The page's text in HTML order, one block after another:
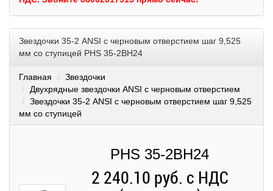
Звездочки 35-2 ANSI с черновым отверстием шаг 9,525
мм со ступицей PHS 35-2BH24
Главная
Звездочки
Двухрядные звездочки ANSI с черновым отверстием
Звездочки 35-2 ANSI с черновым отверстием шаг 9,525
мм со ступицей
PHS 35-2BH24
2 240.10 руб. с НДС